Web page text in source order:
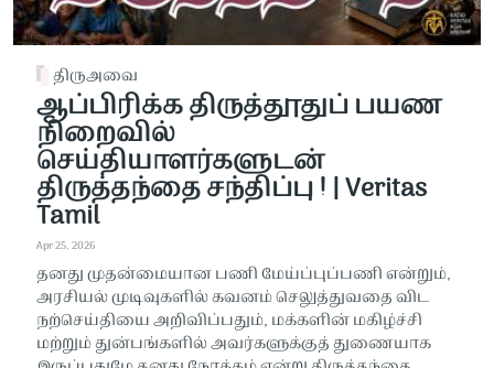
திருஅவை
ஆப்பிரிக்க திருத்தூதுப் பயண
நிறைவில்
செய்தியாளர்களுடன்
திருத்தந்தை சந்திப்பு ! | Veritas
Tamil
Apr 25, 2026
தனது முதன்மையான பணி மேய்ப்புப்பணி என்றும்,
அரசியல் முடிவுகளில் கவனம் செலுத்துவதை விட
நற்செய்தியை அறிவிப்பதும், மக்களின் மகிழ்ச்சி
மற்றும் துன்பங்களில் அவர்களுக்குத் துணையாக